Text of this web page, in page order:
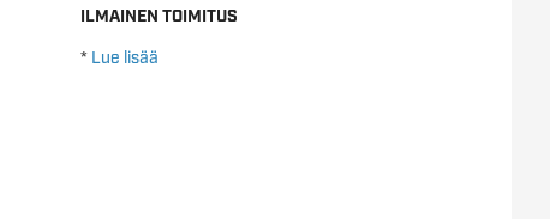
ILMAINEN TOIMITUS
* Lue lisää